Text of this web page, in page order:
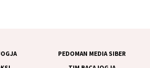
PEDOMAN MEDIA SIBER